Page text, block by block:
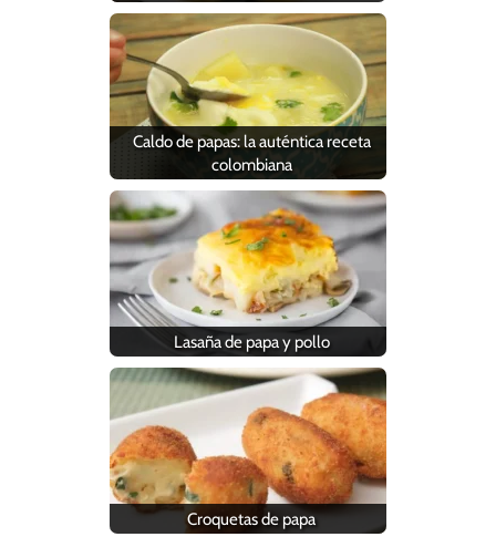
Caldo de papas: la auténtica receta
colombiana
Lasaña de papa y pollo
Croquetas de papa